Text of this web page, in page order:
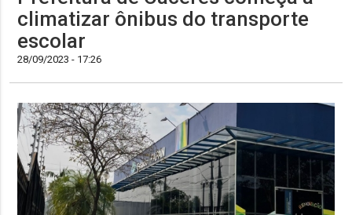
climatizar ônibus do transporte
escolar
28/09/2023 - 17:26